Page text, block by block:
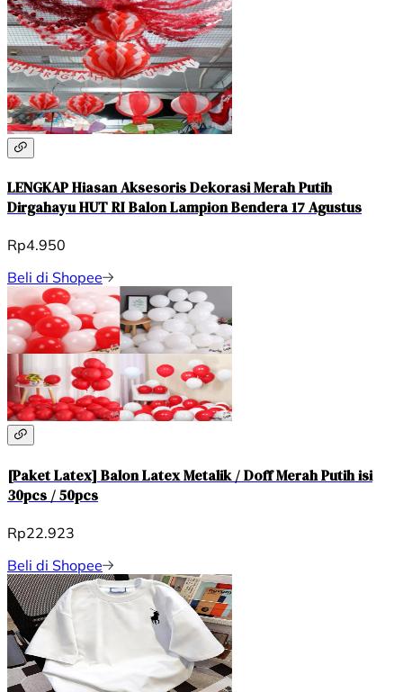
LENGKAP Hiasan Aksesoris Dekorasi Merah Putih
Dirgahayu HUT RI Balon Lampion Bendera 17 Agustus
Rp4.950
Beli di Shopee
[Paket Latex] Balon Latex Metalik / Doff Merah Putih isi
30pcs / 50pcs
Rp22.923
Beli di Shopee